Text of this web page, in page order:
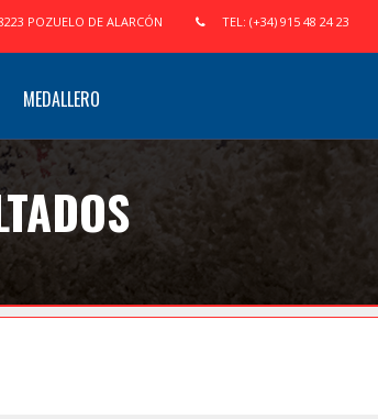
POZUELO DE ALARCÓN TEL: (+34) 915 48 24 23
MEDALLERO